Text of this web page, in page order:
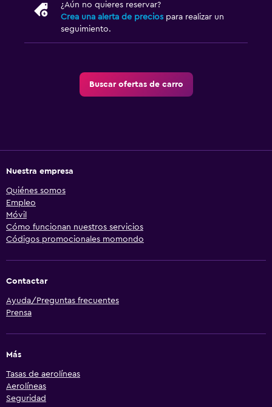
¿Aún no quieres reservar?
Crea una alerta de precios para realizar un
seguimiento.
Buscar ofertas de carro
Nuestra empresa
Quiénes somos
Empleo
Móvil
Cómo funcionan nuestros servicios
Códigos promocionales momondo
Contactar
Ayuda/Preguntas frecuentes
Prensa
Más
Tasas de aerolíneas
Aerolíneas
Seguridad